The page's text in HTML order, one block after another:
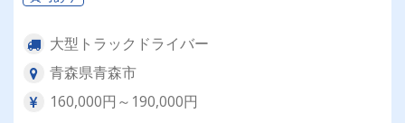
大型トラックドライバー
青森県青森市
160,000円～190,000円